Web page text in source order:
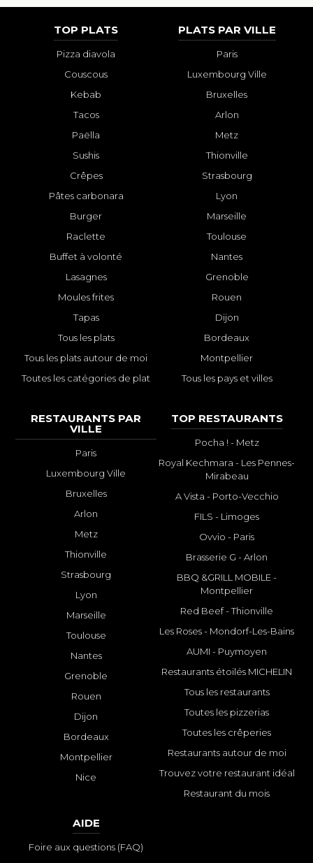
TOP PLATS
Pizza diavola
Couscous
Kebab
Tacos
Paëlla
Sushis
Crêpes
Pâtes carbonara
Burger
Raclette
Buffet à volonté
Lasagnes
Moules frites
Tapas
Tous les plats
Tous les plats autour de moi
Toutes les catégories de plat
PLATS PAR VILLE
Paris
Luxembourg Ville
Bruxelles
Arlon
Metz
Thionville
Strasbourg
Lyon
Marseille
Toulouse
Nantes
Grenoble
Rouen
Dijon
Bordeaux
Montpellier
Tous les pays et villes
RESTAURANTS PAR
VILLE
Paris
Luxembourg Ville
Bruxelles
Arlon
Metz
Thionville
Strasbourg
Lyon
Marseille
Toulouse
Nantes
Grenoble
Rouen
Dijon
Bordeaux
Montpellier
Nice
TOP RESTAURANTS
Pocha ! - Metz
Royal Kechmara - Les Pennes-
Mirabeau
A Vista - Porto-Vecchio
FILS - Limoges
Ovvio - Paris
Brasserie G - Arlon
BBQ &GRILL MOBILE -
Montpellier
Red Beef - Thionville
Les Roses - Mondorf-Les-Bains
AUMI - Puymoyen
Restaurants étoilés MICHELIN
Tous les restaurants
Toutes les pizzerias
Toutes les crêperies
Restaurants autour de moi
Trouvez votre restaurant idéal
Restaurant du mois
AIDE
Foire aux questions (FAQ)